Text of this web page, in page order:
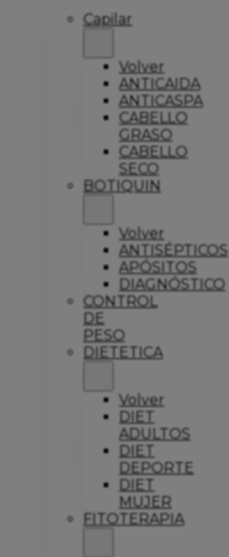
Capilar
Volver
ANTICAIDA
ANTICASPA
CABELLO
GRASO
CABELLO
SECO
BOTIQUIN
Volver
ANTISÉPTICOS
APÓSITOS
DIAGNÓSTICO
CONTROL
DE
PESO
DIETETICA
Volver
DIET
ADULTOS
DIET
DEPORTE
DIET
MUJER
FITOTERAPIA